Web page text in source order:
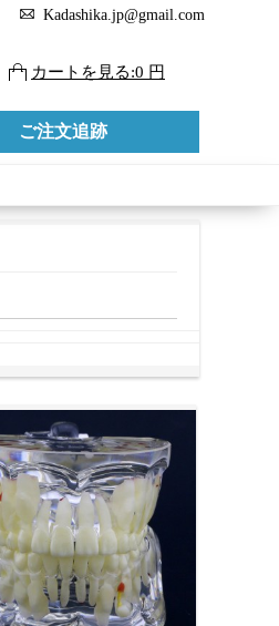
Kadashika.jp@gmail.com
カートを見る:0 円
ご注文追跡